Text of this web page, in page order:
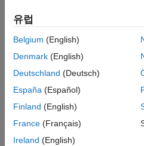
유럽
Belgium (English)
Denmark (English)
Deutschland (Deutsch)
España (Español)
Finland (English)
France (Français)
Ireland (English)
신뢰 센터 등록 상표 개인정
애플리케이션 상태
© 1994-2026 The MathWorks,